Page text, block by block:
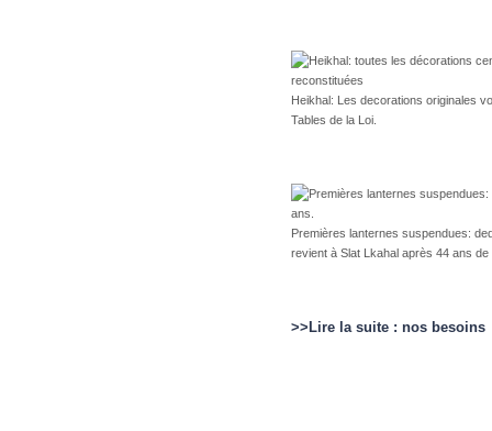
Heikhal: Les decorations originales
Tables de la Loi.
Premières lanternes suspendues:
revient à Slat Lkahal après 44 ans
>>Lire la suite : nos besoins